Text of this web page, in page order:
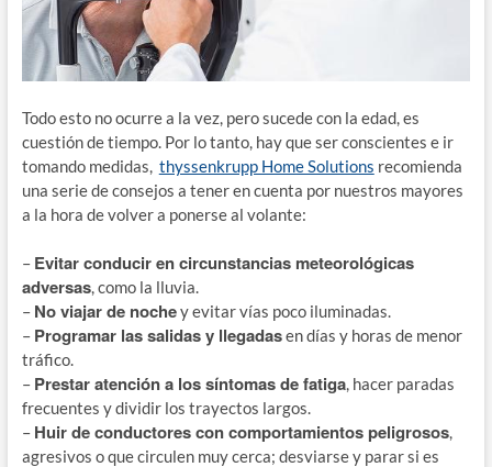
Todo esto no ocurre a la vez, pero sucede con la edad, es
cuestión de tiempo. Por lo tanto, hay que ser conscientes e ir
tomando medidas, thyssenkrupp Home Solutions recomienda
una serie de consejos a tener en cuenta por nuestros mayores
a la hora de volver a ponerse al volante:
– Evitar conducir en circunstancias meteorológicas
adversas, como la lluvia.
– No viajar de nochey evitar vías poco iluminadas.
– Programar las salidas y llegadasen días y horas de menor
tráfico.
– Prestar atención a los síntomas de fatiga, hacer paradas
frecuentes y dividir los trayectos largos.
– Huir de conductores con comportamientos peligrosos,
agresivos o que circulen muy cerca; desviarse y parar si es